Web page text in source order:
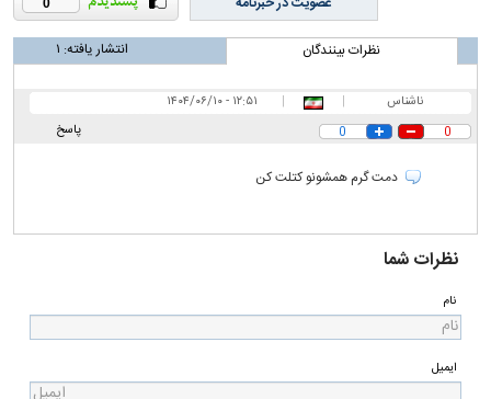
نظرات بینندگان انتشار یافته: ۱
ناشناس |
|
۱۲:۵۱ - ۱۴۰۴/۰۶/۱۰
پاسخ
0
0
دمت گرم همشونو کتلت کن
نظرات شما
نام
ایمیل